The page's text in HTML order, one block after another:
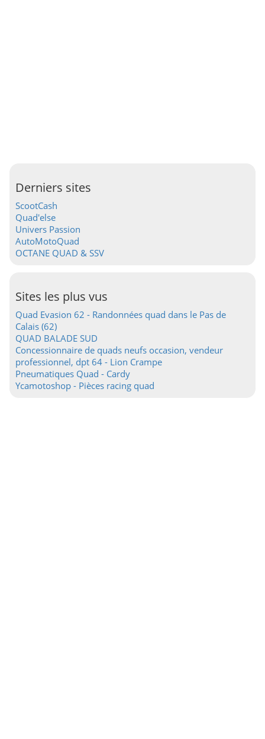
Derniers sites
ScootCash
Quad'else
Univers Passion
AutoMotoQuad
OCTANE QUAD & SSV
Sites les plus vus
Quad Evasion 62 - Randonnées quad dans le Pas de
Calais (62)
QUAD BALADE SUD
Concessionnaire de quads neufs occasion, vendeur
professionnel, dpt 64 - Lion Crampe
Pneumatiques Quad - Cardy
Ycamotoshop - Pièces racing quad